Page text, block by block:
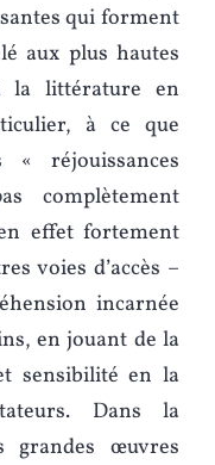
qui forment
aux plus hautes
la littérature en
à ce que
réjouissances
complètement
effet fortement
voies d’accès –
incarnée
en jouant de la
sensibilité en la
Dans la
grandes œuvres